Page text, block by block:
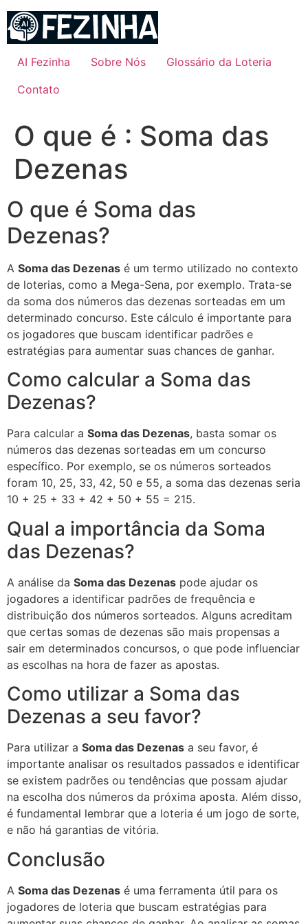
para
conteúdo
AI Fezinha Sobre Nós
Glossário da Loteria
Contato
O que é : Soma das
Dezenas
O que é Soma das
Dezenas?
A Soma das Dezenas é um termo utilizado no contexto
de loterias, como a Mega-Sena, por exemplo. Trata-se
da soma dos números das dezenas sorteadas em um
determinado concurso. Este cálculo é importante para
os jogadores que buscam identificar padrões e
estratégias para aumentar suas chances de ganhar.
Como calcular a Soma das
Dezenas?
Para calcular a Soma das Dezenas, basta somar os
números das dezenas sorteadas em um concurso
específico. Por exemplo, se os números sorteados
foram 10, 25, 33, 42, 50 e 55, a soma das dezenas seria
10 + 25 + 33 + 42 + 50 + 55 = 215.
Qual a importância da Soma
das Dezenas?
A análise da Soma das Dezenas pode ajudar os
jogadores a identificar padrões de frequência e
distribuição dos números sorteados. Alguns acreditam
que certas somas de dezenas são mais propensas a
sair em determinados concursos, o que pode influenciar
as escolhas na hora de fazer as apostas.
Como utilizar a Soma das
Dezenas a seu favor?
Para utilizar a Soma das Dezenas a seu favor, é
importante analisar os resultados passados e identificar
se existem padrões ou tendências que possam ajudar
na escolha dos números da próxima aposta. Além disso,
é fundamental lembrar que a loteria é um jogo de sorte,
e não há garantias de vitória.
Conclusão
A Soma das Dezenas é uma ferramenta útil para os
jogadores de loteria que buscam estratégias para